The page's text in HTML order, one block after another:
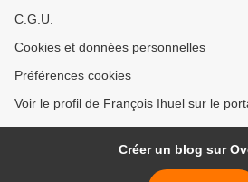
C.G.U.
Cookies et données personnelles
Préférences cookies
Voir le profil de François Ihuel sur le
Créer un blog sur